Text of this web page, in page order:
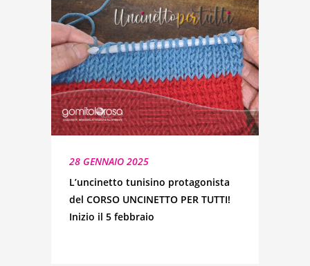
28 GENNAIO 2025
L’uncinetto tunisino protagonista
del CORSO UNCINETTO PER TUTTI!
Inizio il 5 febbraio